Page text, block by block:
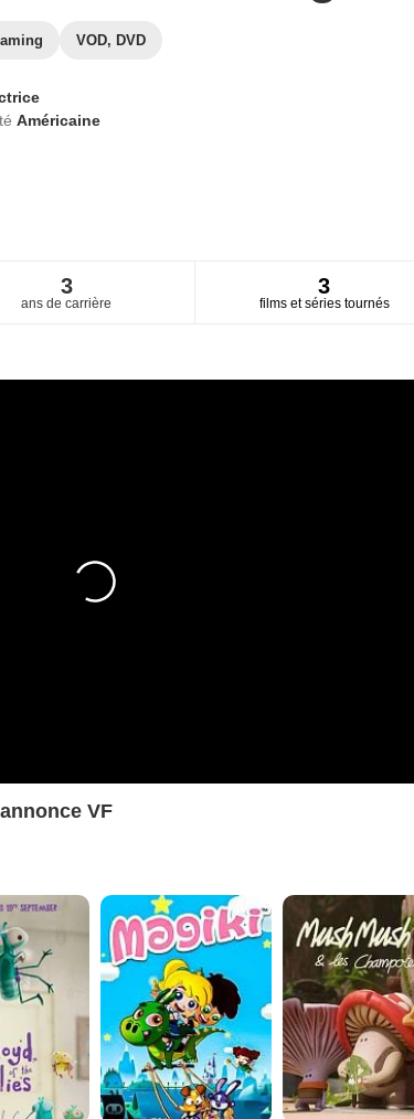
VOD, DVD
Américaine
3
ans de carrière
3
films et séries tournés
VF